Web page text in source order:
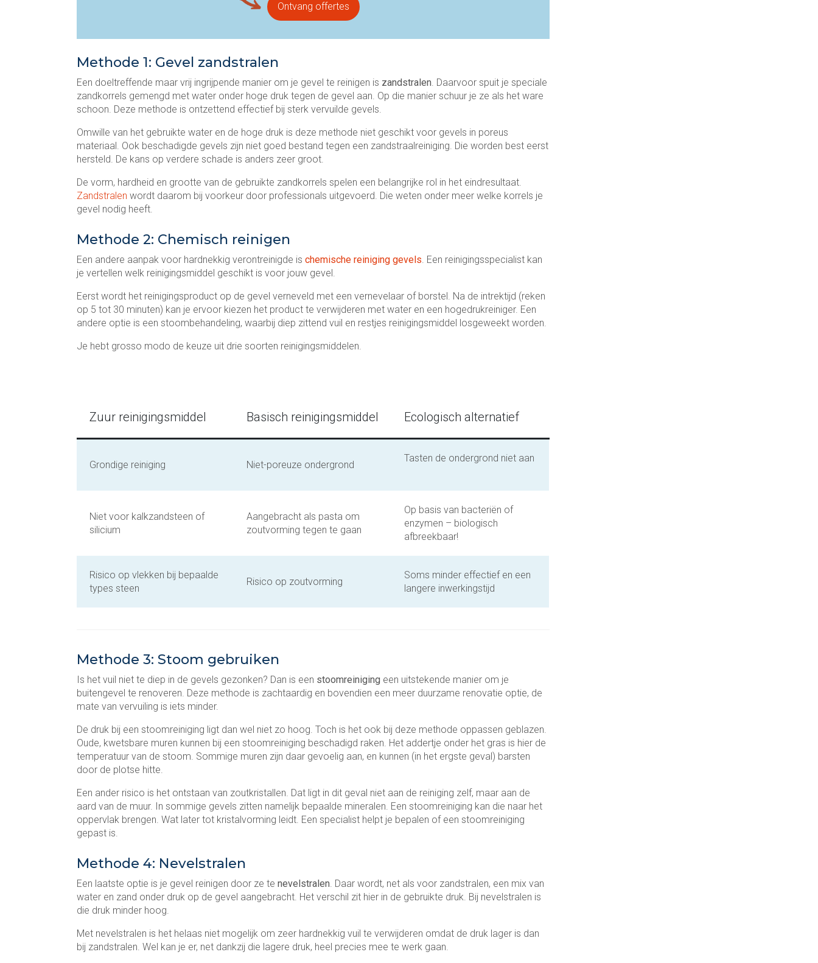
Ontvang offertes
Methode 1: Gevel zandstralen
Een doeltreffende maar vrij ingrijpende manier om je gevel te reinigen is zandstralen. Daarvoor spuit je speciale
zandkorrels gemengd met water onder hoge druk tegen de gevel aan. Op die manier schuur je ze als het ware
schoon. Deze methode is ontzettend effectief bij sterk vervuilde gevels.
Omwille van het gebruikte water en de hoge druk is deze methode niet geschikt voor gevels in poreus
materiaal. Ook beschadigde gevels zijn niet goed bestand tegen een zandstraalreiniging. Die worden best eerst
hersteld. De kans op verdere schade is anders zeer groot.
De vorm, hardheid en grootte van de gebruikte zandkorrels spelen een belangrijke rol in het eindresultaat.
Zandstralen wordt daarom bij voorkeur door professionals uitgevoerd. Die weten onder meer welke korrels je
gevel nodig heeft.
Methode 2: Chemisch reinigen
Een andere aanpak voor hardnekkig verontreinigde is chemische reiniging gevels. Een reinigingsspecialist kan
je vertellen welk reinigingsmiddel geschikt is voor jouw gevel.
Eerst wordt het reinigingsproduct op de gevel verneveld met een vernevelaar of borstel. Na de intrektijd (reken
op 5 tot 30 minuten) kan je ervoor kiezen het product te verwijderen met water en een hogedrukreiniger. Een
andere optie is een stoombehandeling, waarbij diep zittend vuil en restjes reinigingsmiddel losgeweekt worden.
Je hebt grosso modo de keuze uit drie soorten reinigingsmiddelen.
Zuur reinigingsmiddel Basisch reinigingsmiddel Ecologisch alternatief
Grondige reiniging Niet-poreuze ondergrond
Tasten de ondergrond niet aan
Niet voor kalkzandsteen of
silicium
Aangebracht als pasta om
zoutvorming tegen te gaan
Op basis van bacteriën of
enzymen – biologisch
afbreekbaar!
Risico op vlekken bij bepaalde
types steen
Risico op zoutvorming
Soms minder effectief en een
langere inwerkingstijd
Methode 3: Stoom gebruiken
Is het vuil niet te diep in de gevels gezonken? Dan is een stoomreiniging een uitstekende manier om je
buitengevel te renoveren. Deze methode is zachtaardig en bovendien een meer duurzame renovatie optie, de
mate van vervuiling is iets minder.
De druk bij een stoomreiniging ligt dan wel niet zo hoog. Toch is het ook bij deze methode oppassen geblazen.
Oude, kwetsbare muren kunnen bij een stoomreiniging beschadigd raken. Het addertje onder het gras is hier de
temperatuur van de stoom. Sommige muren zijn daar gevoelig aan, en kunnen (in het ergste geval) barsten
door de plotse hitte.
Een ander risico is het ontstaan van zoutkristallen. Dat ligt in dit geval niet aan de reiniging zelf, maar aan de
aard van de muur. In sommige gevels zitten namelijk bepaalde mineralen. Een stoomreiniging kan die naar het
oppervlak brengen. Wat later tot kristalvorming leidt. Een specialist helpt je bepalen of een stoomreiniging
gepast is.
Methode 4: Nevelstralen
Een laatste optie is je gevel reinigen door ze te nevelstralen. Daar wordt, net als voor zandstralen, een mix van
water en zand onder druk op de gevel aangebracht. Het verschil zit hier in de gebruikte druk. Bij nevelstralen is
die druk minder hoog.
Met nevelstralen is het helaas niet mogelijk om zeer hardnekkig vuil te verwijderen omdat de druk lager is dan
bij zandstralen. Wel kan je er, net dankzij die lagere druk, heel precies mee te werk gaan.